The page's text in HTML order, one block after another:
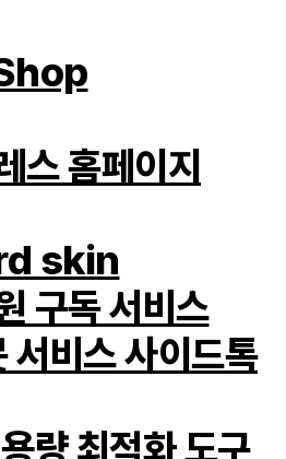
스 홈페이지
skin
구독 서비스
서비스 사이드톡
량 최적화 도구